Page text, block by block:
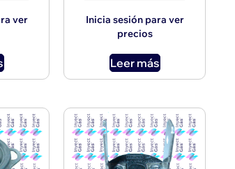
ver
Inicia sesión para ver
precios
Leer más